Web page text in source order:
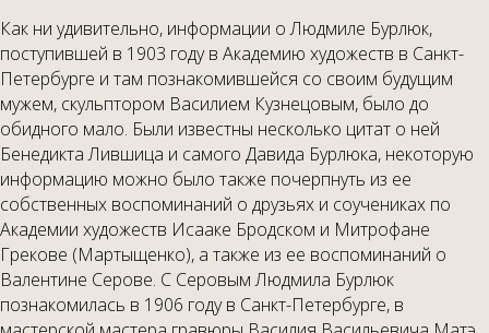
Как ни удивительно, информации о Людмиле Бурлюк,
поступившей в 1903 году в Академию художеств в Санкт-
Петербурге и там познакомившейся со своим будущим
мужем, скульптором Василием Кузнецовым, было до
обидного мало. Были известны несколько цитат о ней
Бенедикта Лившица и самого Давида Бурлюка, некоторую
информацию можно было также почерпнуть из ее
собственных воспоминаний о друзьях и соучениках по
Академии художеств Исааке Бродском и Митрофане
Грекове (Мартыщенко), а также из ее воспоминаний о
Валентине Серове. С Серовым Людмила Бурлюк
познакомилась в 1906 году в Санкт-Петербурге, в